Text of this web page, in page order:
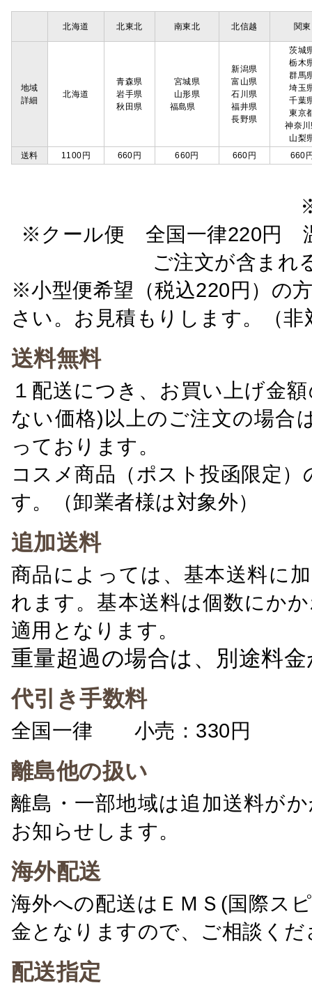
北海道 北東北 南東北 北信越 関東
地域
詳細
北海道
青森県
岩手県
秋田県
宮城県
山形県
福島県
新潟県
富山県
石川県
福井県
長野県
茨城
栃木
群馬
埼玉
千葉
東京
神奈
山梨
送料
1100円 660円 660円 660円 660
※クール便 全国一律220円
ご注文が含ま
※小型便希望（税込220円）の
さい。お見積もりします。（非
送料無料
１配送につき、お買い上げ金
ない価格)以上のご注文の場合
っております。
コスメ商品（ポスト投函限定
す。（卸業者様は対象外）
追加送料
商品によっては、基本送料に
れます。基本送料は個数にか
適用となります。
重量超過の場合は、別途料
代引き手数料
全国一律 小売：330円 卸
離島他の扱い
離島・一部地域は追加送料が
お知らせします。
海外配送
海外への配送はＥＭＳ(国際ス
金となりますので、ご相談くだ
配送指定